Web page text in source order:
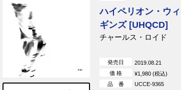
ハイペリオン・ウ
ギンズ [UHQCD]
チャールス・ロイド
発売日
2019.08.21
価 格
¥1,980 (税込)
品 番
UCCE-9365